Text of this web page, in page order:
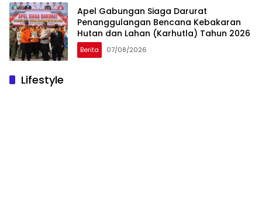
Apel Gabungan Siaga Darurat
Penanggulangan Bencana Kebakaran
Hutan dan Lahan (Karhutla) Tahun 2026
Berita 07/08/2026
Lifestyle